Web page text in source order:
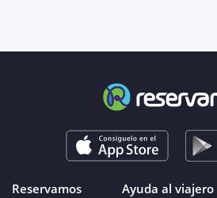
Reservamos Ayuda al viajero